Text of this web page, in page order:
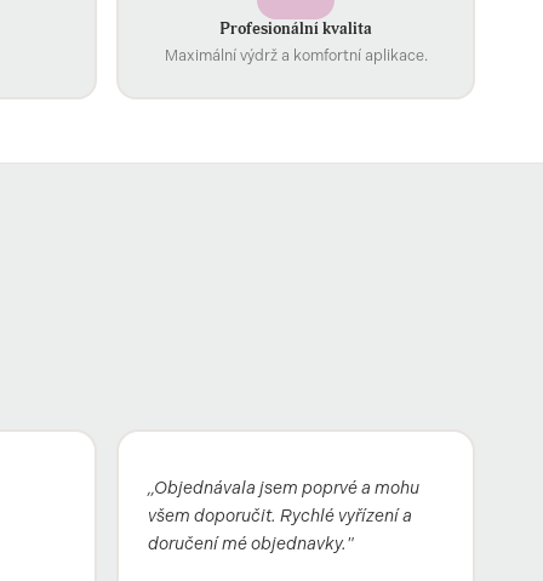
Profesionální kvalita
Maximální výdrž a komfortní aplikace.
„Objednávala jsem poprvé a mohu
všem doporučit. Rychlé vyřízení a
doručení mé objednavky."